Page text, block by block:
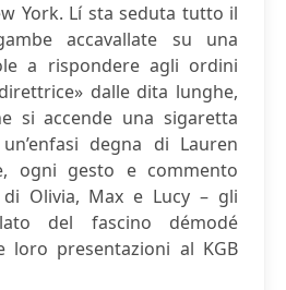
York. Lí sta seduta tutto il
accavallate su una
a rispondere agli ordini
dalle dita lunghe,
si accende una sigaretta
degna di Lauren
ogni gesto e commento
Olivia, Max e Lucy – gli
del fascino démodé
loro presentazioni al KGB